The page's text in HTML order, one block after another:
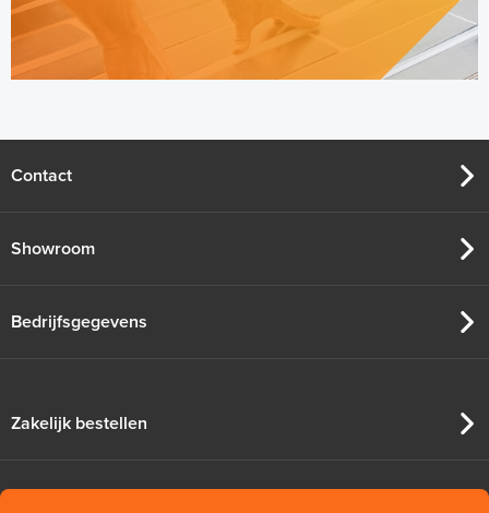
Standaard Buizenhaspel Koop-
Per stuk
Contact
Showroom
Bedrijfsgegevens
Zakelijk bestellen